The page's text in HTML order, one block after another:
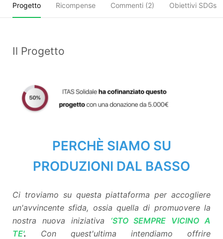
Progetto Ricompense Commenti (2) Obiettivi SDGs
Il Progetto
PERCHÈ SIAMO SU
PRODUZIONI DAL BASSO
Ci troviamo su questa piattaforma per accogliere
un'avvincente sfida, ossia quella di promuovere la
nostra nuova iniziativa ‘STO SEMPRE VICINO A
TE'. Con quest'ultima intendiamo offrire